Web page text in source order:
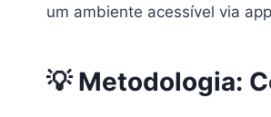
um ambiente acessível via
💡 Metodologia: